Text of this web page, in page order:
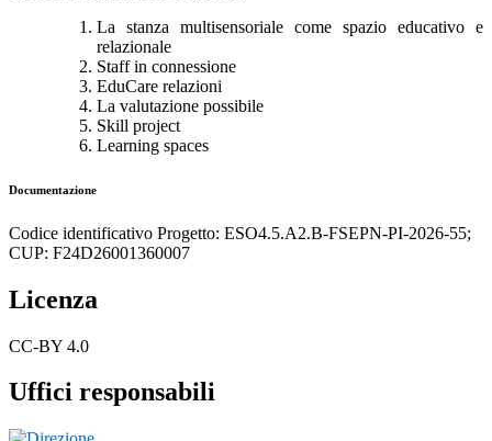
La stanza multisensoriale come spazio educativo e
relazionale
Staff in connessione
EduCare relazioni
La valutazione possibile
Skill project
Learning spaces
Documentazione
Codice identificativo Progetto: ESO4.5.A2.B-FSEPN-PI-2026-55;
CUP: F24D26001360007
Licenza
CC-BY 4.0
Uffici responsabili